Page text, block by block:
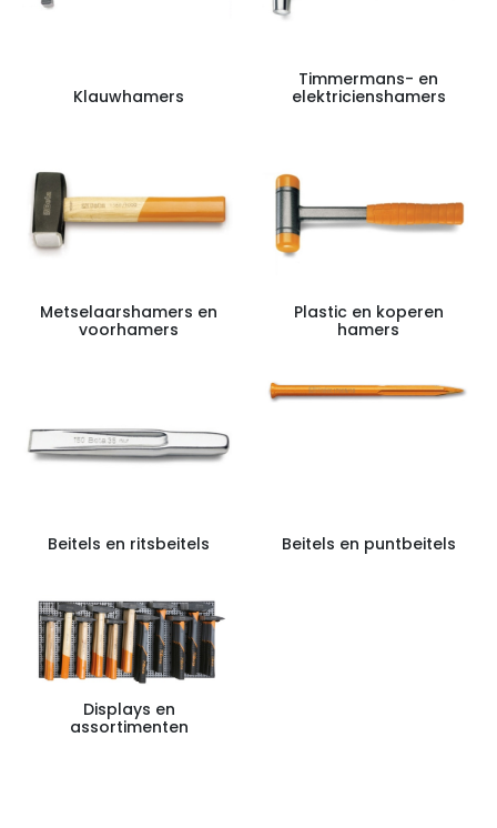
Klauwhamers
Timmermans- en
elektricienshamers
Metselaarshamers en
voorhamers
Plastic en koperen
hamers
Beitels en ritsbeitels Beitels en puntbeitels
Displays en
assortimenten